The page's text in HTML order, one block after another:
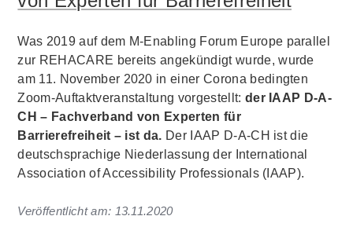
Was 2019 auf dem M-Enabling Forum Europe parallel
zur REHACARE bereits angekündigt wurde, wurde
am 11. November 2020 in einer Corona bedingten
Zoom-Auftaktveranstaltung vorgestellt: der IAAP D-A-
CH – Fachverband von Experten für
Barrierefreiheit – ist da. Der IAAP D-A-CH ist die
deutschsprachige Niederlassung der International
Association of Accessibility Professionals (IAAP).
Veröffentlicht am: 13.11.2020